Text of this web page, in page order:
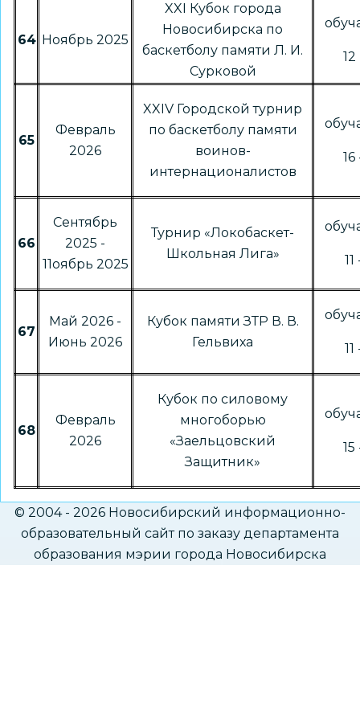
64 Ноябрь 2025
XXI Кубок города
Новосибирска по
баскетболу памяти Л. И.
Сурковой
12
65
Февраль
2026
XXIV Городской турнир
по баскетболу памяти
воинов-
интернационалистов
16
66
Сентябрь
2025 -
11оябрь 2025
Турнир «Локобаскет-
Школьная Лига»
67
Май 2026 -
Июнь 2026
Кубок памяти ЗТР В. В.
Гельвиха
68
Февраль
2026
Кубок по силовому
многоборью
«Заельцовский
Защитник»
15
© 2004 - 2026 Новосибирский информационно-
образовательный сайт по заказу департамента
образования мэрии города Новосибирска